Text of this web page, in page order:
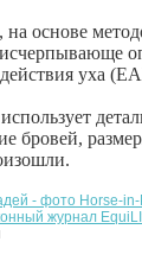
на основе
уха
бровей,